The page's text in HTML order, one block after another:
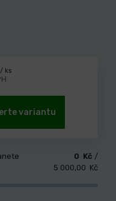
/ ks
variantu
0 Kč /
5 000,00 Kč